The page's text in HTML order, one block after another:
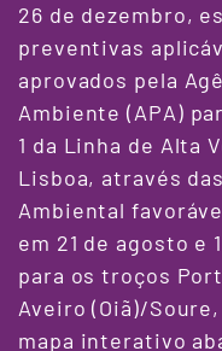
26 de dezembro,
preventivas
aprovados pela
Ambiente (APA)
1 da Linha de Alta
Lisboa, através
Ambiental
em 21 de agosto e
para os troços
Aveiro (Oiã)/
mapa interativo